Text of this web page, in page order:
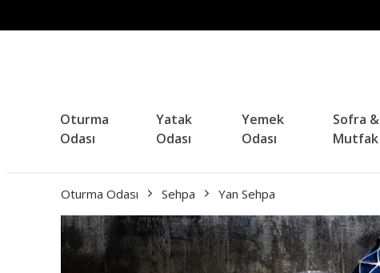
Oturma
Odası
Yatak
Odası
Yemek
Odası
Sofra &
Mutfak
Oturma Odası Sehpa Yan Sehpa